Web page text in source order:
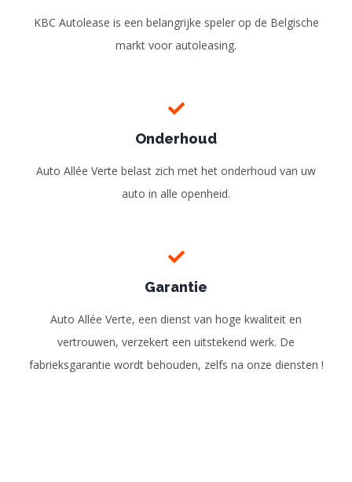
KBC Autolease is een belangrijke speler op de Belgische
markt voor autoleasing.
Onderhoud
Auto Allée Verte belast zich met het onderhoud van uw
auto in alle openheid.
Garantie
Auto Allée Verte, een dienst van hoge kwaliteit en
vertrouwen, verzekert een uitstekend werk. De
fabrieksgarantie wordt behouden, zelfs na onze diensten !